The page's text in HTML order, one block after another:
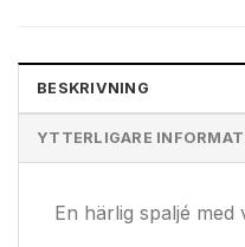
BESKRIVNING
YTTERLIGARE
En härlig spaljé med